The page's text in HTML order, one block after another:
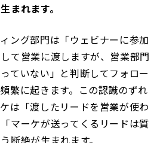
まれます。
ング部門は「ウェビナーに参加
て営業に渡しますが、営業部門
ていない」と判断してフォロー
繁に起きます。この認識のずれ
は「渡したリードを営業が使わ
マーケが送ってくるリードは質
断絶が生まれます。